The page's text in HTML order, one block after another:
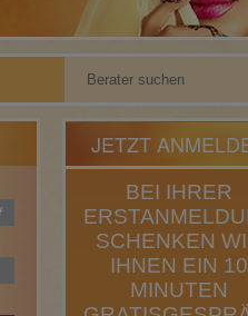
JETZT
BEI IHRER
SCHENKEN
IHNEN EIN 10
MINUTEN